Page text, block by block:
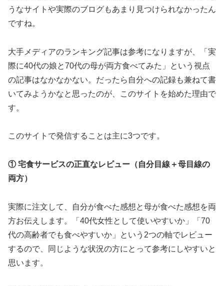
うなサイトや実際のブログもあまり見つけられなかったん
ですね。
大手メディアのランキング記事は参考になりますが、「実
際に40代の娘と70代の母が両方食べてみた」という視点
の記事はなかなかない。だったら自分への記録も兼ねて書
いてみようかなと思ったのが、このサイトを始めた理由で
す。
このサイトで発信することは主に3つです。
① 宅食サービスの正直なレビュー（自分目線＋母目線の
両方）
実際に注文して、自分が食べた感想と母が食べた感想を両
方お伝えします。「40代女性として使いやすいか」「70
代の高齢者でも食べやすいか」という2つの軸でレビュー
するので、同じような状況の方にとって参考にしやすいと
思います。